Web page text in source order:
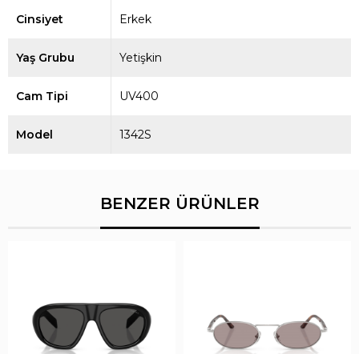
Cinsiyet Erkek
Yaş Grubu Yetişkin
Cam Tipi UV400
Model 1342S
BENZER ÜRÜNLER